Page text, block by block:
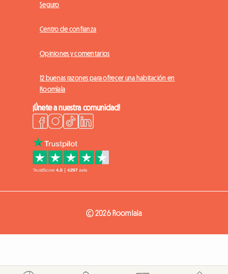
Seguro
Centro de confianza
Opiniones y comentarios
12 buenas razones para ofrecer una habitación en
Roomlala
¡Únete a nuestra comunidad!
© 2026 Roomlala